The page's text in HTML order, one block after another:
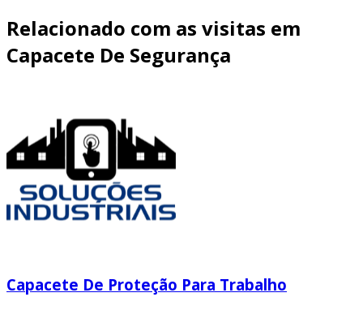
Relacionado com as visitas em
Capacete De Segurança
Capacete De Proteção Para Trabalho